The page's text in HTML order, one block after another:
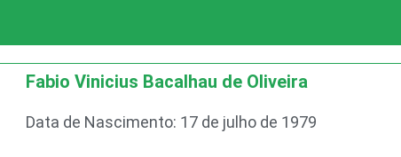
Fabio Vinicius Bacalhau de Oliveira
Data de Nascimento: 17 de julho de 1979